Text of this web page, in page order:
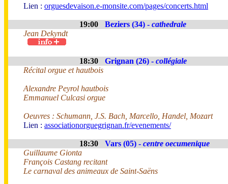
Lien : orguesdevaison.e-monsite.com/pages/concerts.html
19:00 Beziers (34) - cathedrale
Jean Dekyndt
18:30 Grignan (26) - collégiale
Récital orgue et hautbois
Alexandre Peyrol hautbois
Emmanuel Culcasi orgue
Oeuvres : Schumann, J.S. Bach, Marcello, Handel, Mozart
Lien : associationorguegrignan.fr/evenements/
18:30 Vars (05) - centre oecumenique
Guillaume Gionta
François Castang recitant
Le carnaval des animeaux de Saint-Saëns